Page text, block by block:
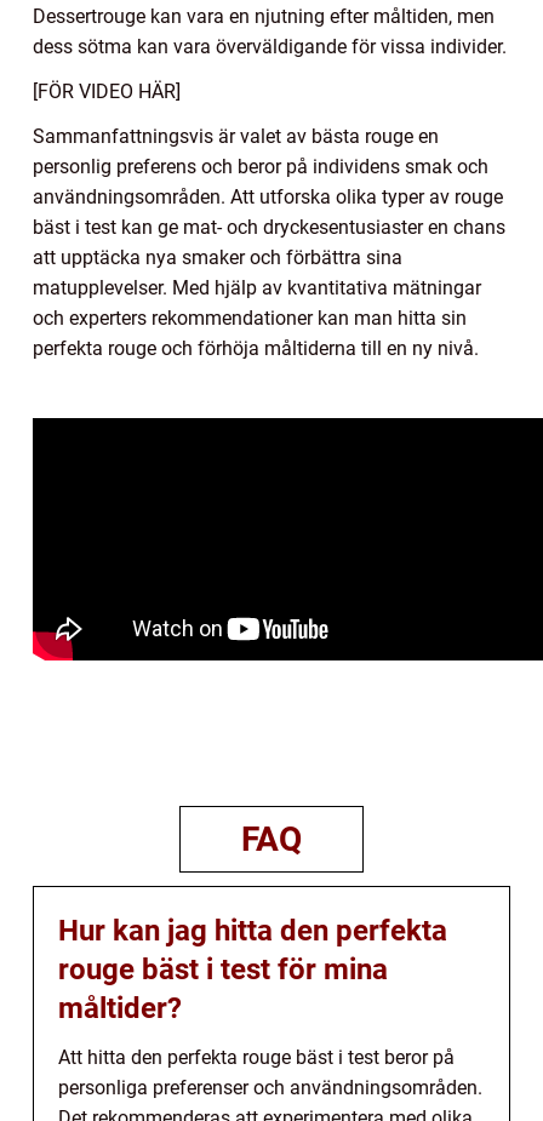
Dessertrouge kan vara en njutning efter måltiden, men
dess sötma kan vara överväldigande för vissa individer.
[FÖR VIDEO HÄR]
Sammanfattningsvis är valet av bästa rouge en
personlig preferens och beror på individens smak och
användningsområden. Att utforska olika typer av rouge
bäst i test kan ge mat- och dryckesentusiaster en chans
att upptäcka nya smaker och förbättra sina
matupplevelser. Med hjälp av kvantitativa mätningar
och experters rekommendationer kan man hitta sin
perfekta rouge och förhöja måltiderna till en ny nivå.
FAQ
Hur kan jag hitta den perfekta
rouge bäst i test för mina
måltider?
Att hitta den perfekta rouge bäst i test beror på
personliga preferenser och användningsområden.